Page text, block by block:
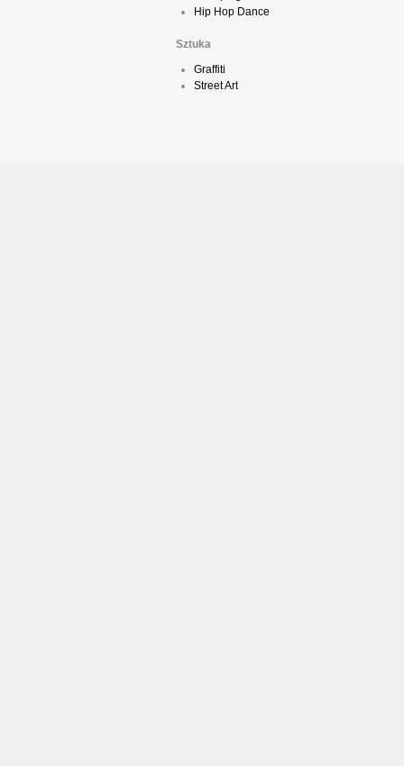
Hip Hop Dance
Sztuka
Graffiti
Street Art